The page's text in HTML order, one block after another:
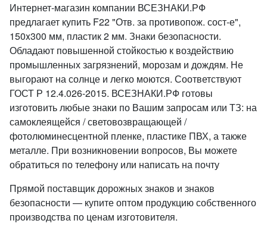
Интернет-магазин компании ВСЕЗНАКИ.РФ
предлагает купить F22 "Отв. за противопож. сост-е",
150x300 мм, пластик 2 мм. Знаки безопасности.
Обладают повышенной стойкостью к воздействию
промышленных загрязнений, морозам и дождям. Не
выгорают на солнце и легко моются. Соответствуют
ГОСТ Р 12.4.026-2015. ВСЕЗНАКИ.РФ готовы
изготовить любые знаки по Вашим запросам или ТЗ: на
самоклеящейся / световозвращающей /
фотолюминесцентной пленке, пластике ПВХ, а также
металле. При возникновении вопросов, Вы можете
обратиться по телефону или написать на почту
Прямой поставщик дорожных знаков и знаков
безопасности — купите оптом продукцию собственного
производства по ценам изготовителя.